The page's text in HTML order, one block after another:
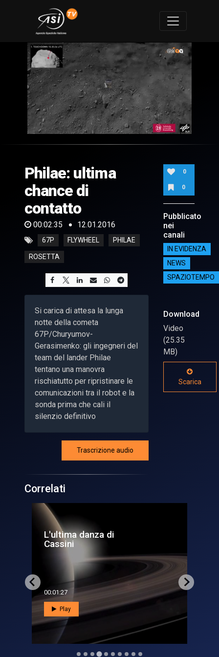
of
35
seconds
Philae: ultima
chance di
contatto
00:02:35 12.01.2016
67P FLYWHEEL PHILAE
ROSETTA
Si carica di attesa la lunga
notte della cometa
67P/Churyumov-
Gerasimenko: gli ingegneri del
team del lander Philae
tentano una manovra
rischiatutto per ripristinare le
comunicazioni tra il robot e la
sonda prima che cali il
silenzio definitivo
Trascrizione audio
0
0
Pubblicato
nei
canali
IN EVIDENZA
NEWS
SPAZIOTEMPO
Download
Video
(25.35
MB)
Scarica
Correlati
Pulsar - Dragon:
contatto!
00:07:55